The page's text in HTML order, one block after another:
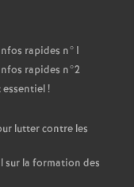
rapides n°1
rapides n°2
essentiel!
lutter contre les
sur la formation des